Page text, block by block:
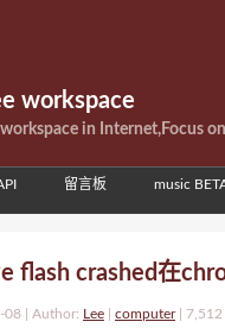
workspace
in Internet,Focus
留言板 music
flash crashed在
08 | Author: Lee computer| 7,512